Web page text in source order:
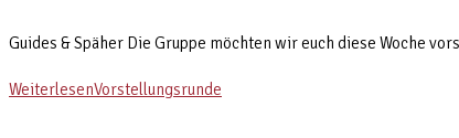
Guides & Späher Die Gruppe möchten wir euch diese Woche
WeiterlesenVorstellungsrunde